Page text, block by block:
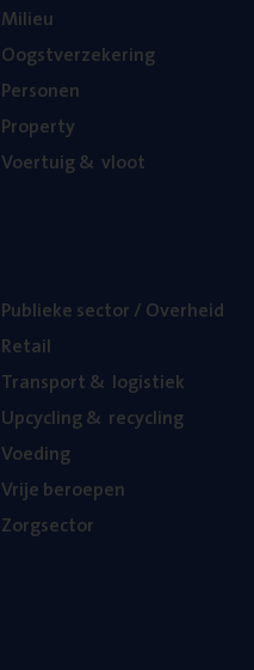
Mili­eu
Oogst­ver­ze­ke­ring
Per­so­nen
Pro­per­ty
Voer­tuig& vloot
Publie­ke sec­tor / Overheid
Retail
Trans­port& logistiek
Upcy­cling& recycling
Voe­ding
Vrije beroe­pen
Zorg­sec­tor